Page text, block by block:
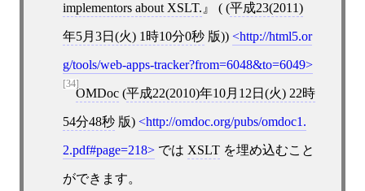
implementors about XSLT. ( (平成23(2011)
年5月3日(火) 1時10分0秒版)) http://html5.or
g/tools/web-apps-tracker?from=6048&to=6049
[34]
OMDoc(平成22(2010)年10月12日(火) 22時
54分48秒版) http://omdoc.org/pubs/omdoc1.
2.pdf#page=218 では XSLTを埋め込むこと
ができます。